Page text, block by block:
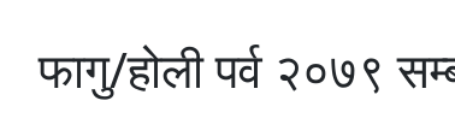
फागु/होली पर्व २०७९